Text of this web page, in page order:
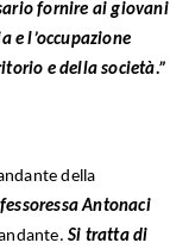
fornire ai giovani
e l’occupazione
e della società.”
della
Antonaci
Si tratta di